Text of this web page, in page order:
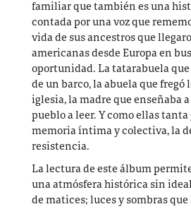
familiar que también es una
contada por una voz que
vida de sus ancestros que
americanas desde Europa en
oportunidad. La tatarabuela que
de un barco, la abuela que fregó
iglesia, la madre que enseñaba
pueblo a leer. Y como ellas
memoria íntima y colectiva, la
resistencia.
La lectura de este álbum
una atmósfera histórica sin
de matices; luces y sombras